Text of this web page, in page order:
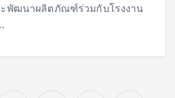
พัฒนาผลิตภัณฑ์ร่วมกับโรงงาน